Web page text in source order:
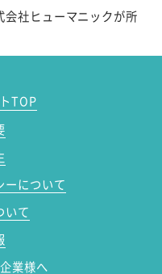
会社ヒューマニックが所
TOP
ーについて
いて
業様へ